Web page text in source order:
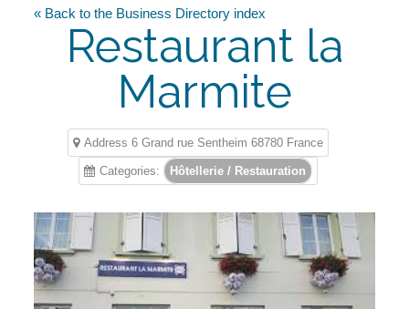
« Back to the Business Directory index
Restaurant la
Marmite
Address 6 Grand rue Sentheim 68780 France
Categories: Hôtellerie / Restauration